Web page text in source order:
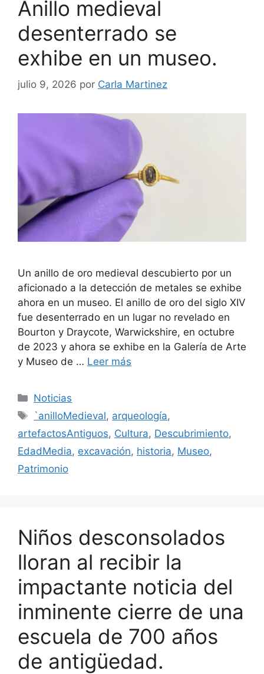
Anillo medieval
desenterrado se
exhibe en un museo.
julio 9, 2026 por Carla Martinez
Un anillo de oro medieval descubierto por un
aficionado a la detección de metales se exhibe
ahora en un museo. El anillo de oro del siglo XIV
fue desenterrado en un lugar no revelado en
Bourton y Draycote, Warwickshire, en octubre
de 2023 y ahora se exhibe en la Galería de Arte
y Museo de … Leer más
Categorías
Noticias
Etiquetas
`anilloMedieval, arqueología,
artefactosAntiguos, Cultura, Descubrimiento,
EdadMedia, excavación, historia, Museo,
Patrimonio
Niños desconsolados
lloran al recibir la
impactante noticia del
inminente cierre de una
escuela de 700 años
de antigüedad.